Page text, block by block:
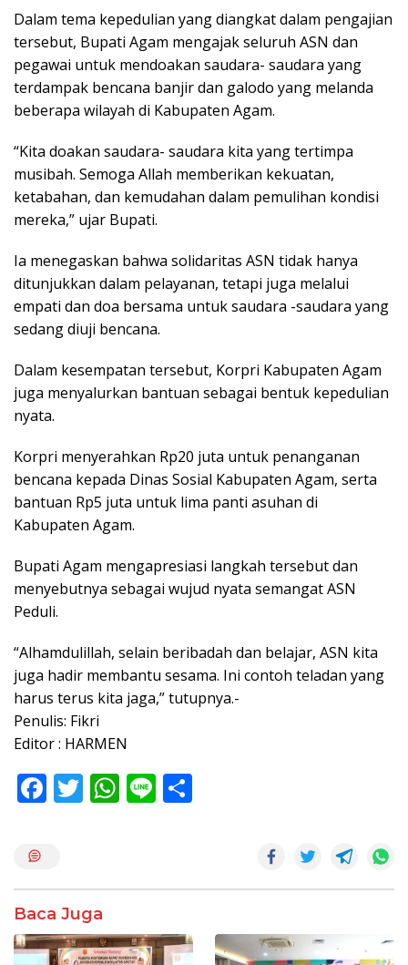
Dalam tema kepedulian yang diangkat dalam pengajian
tersebut, Bupati Agam mengajak seluruh ASN dan
pegawai untuk mendoakan saudara- saudara yang
terdampak bencana banjir dan galodo yang melanda
beberapa wilayah di Kabupaten Agam.
“Kita doakan saudara- saudara kita yang tertimpa
musibah. Semoga Allah memberikan kekuatan,
ketabahan, dan kemudahan dalam pemulihan kondisi
mereka,” ujar Bupati.
Ia menegaskan bahwa solidaritas ASN tidak hanya
ditunjukkan dalam pelayanan, tetapi juga melalui
empati dan doa bersama untuk saudara -saudara yang
sedang diuji bencana.
Dalam kesempatan tersebut, Korpri Kabupaten Agam
juga menyalurkan bantuan sebagai bentuk kepedulian
nyata.
Korpri menyerahkan Rp20 juta untuk penanganan
bencana kepada Dinas Sosial Kabupaten Agam, serta
bantuan Rp5 juta untuk lima panti asuhan di
Kabupaten Agam.
Bupati Agam mengapresiasi langkah tersebut dan
menyebutnya sebagai wujud nyata semangat ASN
Peduli.
“Alhamdulillah, selain beribadah dan belajar, ASN kita
juga hadir membantu sesama. Ini contoh teladan yang
harus terus kita jaga,” tutupnya.-
Penulis: Fikri
Editor : HARMEN
F
o
o
T W
p
Li
Baca Juga